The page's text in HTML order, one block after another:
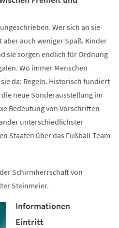
Wer sich an sie
auch weniger Spaß. Kinder
sie sorgen endlich für Ordnung
Wo immer Menschen
da: Regeln. Historisch fundiert
neue Sonderausstellung im
Bedeutung von Vorschriften
unterschiedlichster
Staaten über das Fußball-Team
Schirmherrschaft von
Steinmeier.
Informationen
Eintritt